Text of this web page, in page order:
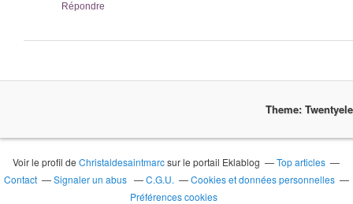
Répondre
Theme:
Voir le profil deChristaldesaintmarcsur le portail Eklablog
Top articles
Contact
Signaler un abus C.G.U.
Cookies et données personnelles
Préférences cookies